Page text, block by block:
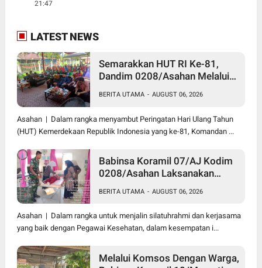
21:47
LATEST NEWS
Semarakkan HUT RI Ke-81,
Dandim 0208/Asahan Melalui
Darah di Kantor Kemenag
Asahan
BERITA UTAMA - AUGUST 06, 2026
Asahan | Dalam rangka menyambut Peringatan Hari Ulang Tahun
(HUT) Kemerdekaan Republik Indonesia yang ke-81, Komandan ...
Babinsa Koramil 07/AJ Kodim
0208/Asahan Laksanakan
Pegawai Kesehatan Di
Puskesmas
BERITA UTAMA - AUGUST 06, 2026
Asahan | Dalam rangka untuk menjalin silatuhrahmi dan kerjasama
yang baik dengan Pegawai Kesehatan, dalam kesempatan i...
Melalui Komsos Dengan Warga,